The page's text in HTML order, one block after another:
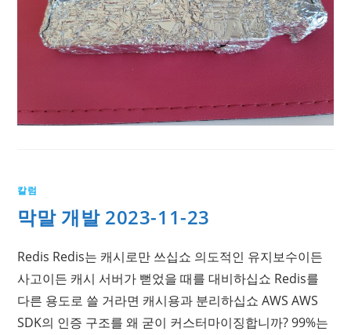
칼럼
막말 개발 2023-11-23
Redis Redis는 캐시로만 쓰십쇼 의도적인 유지보수이든
사고이든 캐시 서버가 뻗었을 때를 대비하십쇼 Redis를
다른 용도로 쓸 거라면 캐시용과 분리하십쇼 AWS AWS
SDK의 인증 구조를 왜 굳이 커스터마이징합니까? 99%는